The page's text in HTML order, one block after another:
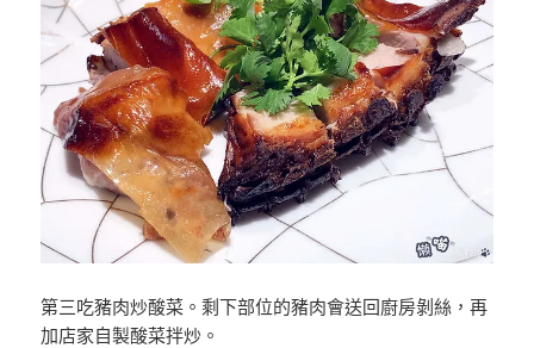
第三吃豬肉炒酸菜。剩下部位的豬肉會送回廚房剝絲，再
加店家自製酸菜拌炒。